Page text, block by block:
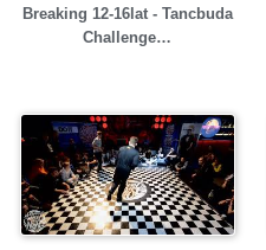
Breaking 12-16lat - Tancbuda
Challenge…